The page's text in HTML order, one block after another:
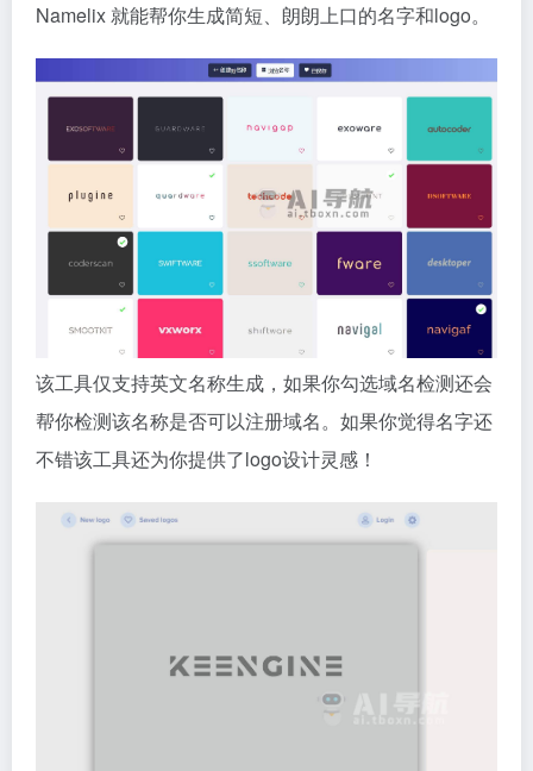
Namelix 就能帮你生成简短、朗朗上口的名字和logo。
该工具仅支持英文名称生成，如果你勾选域名检测还会
帮你检测该名称是否可以注册域名。如果你觉得名字还
不错该工具还为你提供了logo设计灵感！